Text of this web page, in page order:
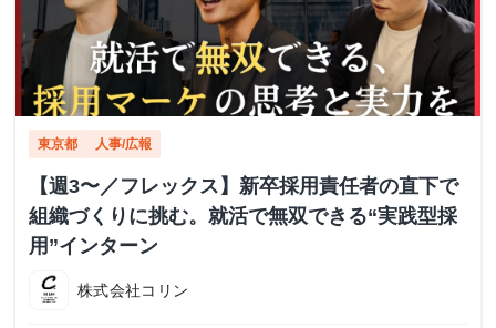
東京都 人事/広報
【週3〜／フレックス】新卒採用責任者の直下で
組織づくりに挑む。就活で無双できる“実践型採
用”インターン
株式会社コリン